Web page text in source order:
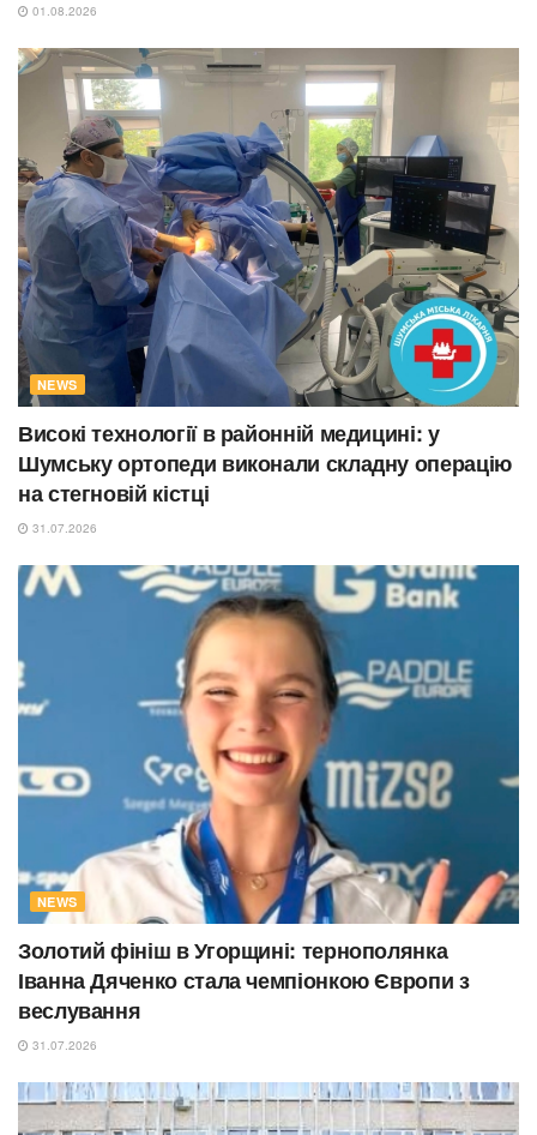
01.08.2026
NEWS
Високі технології в районній медицині: у
Шумську ортопеди виконали складну операцію
на стегновій кістці
31.07.2026
NEWS
Золотий фініш в Угорщині: тернополянка
Іванна Дяченко стала чемпіонкою Європи з
веслування
31.07.2026